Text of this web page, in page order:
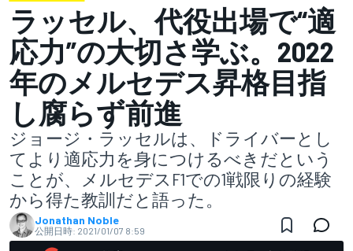
ラッセル、代役出場で“適
応力”の大切さ学ぶ。2022
年のメルセデス昇格目指
し腐らず前進
ジョージ・ラッセルは、ドライバーとし
てより適応力を身につけるべきだという
ことが、メルセデスF1での1戦限りの経験
から得た教訓だと語った。
Jonathan Noble
公開日時: 2021/01/07 8:59